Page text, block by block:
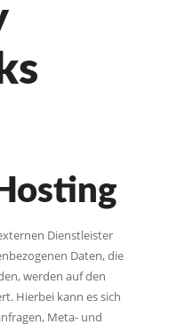
Dienstleister
Daten, die
werden auf den
Hierbei kann es sich
Meta- und